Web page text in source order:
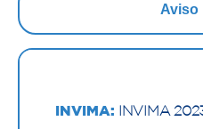
Aviso
INVIMA: INVIMA